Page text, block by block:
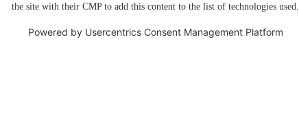
the site with their CMP to add this content to the list of technologies used.
Powered by Usercentrics Consent Management Platform